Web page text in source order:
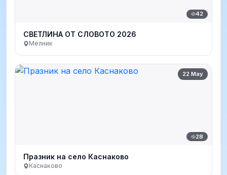
42
СВЕТЛИНА ОТ СЛОВОТО 2026
Мелник
22 May
28
Празник на село Каснаково
Каснаково